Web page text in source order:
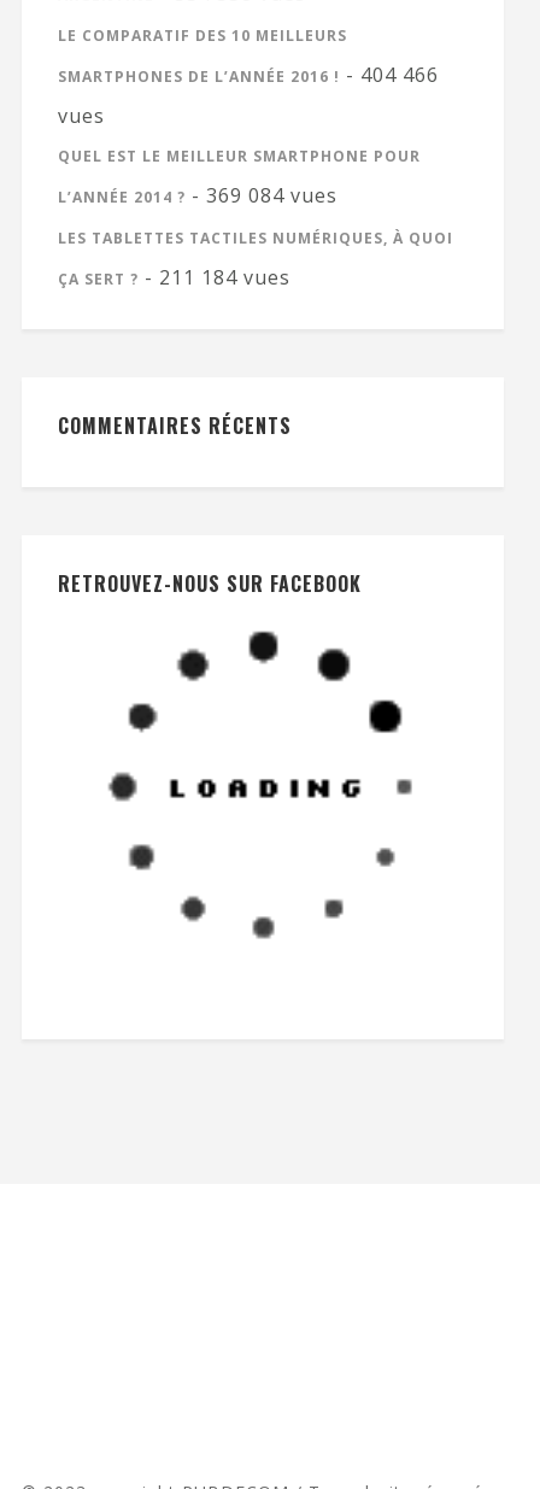
LE COMPARATIF DES 10 MEILLEURS
SMARTPHONES DE L’ANNÉE 2016 ! - 404 466
vues
QUEL EST LE MEILLEUR SMARTPHONE POUR
L’ANNÉE 2014 ? - 369 084 vues
LES TABLETTES TACTILES NUMÉRIQUES, À QUOI
ÇA SERT ? - 211 184 vues
COMMENTAIRES RÉCENTS
RETROUVEZ-NOUS SUR FACEBOOK